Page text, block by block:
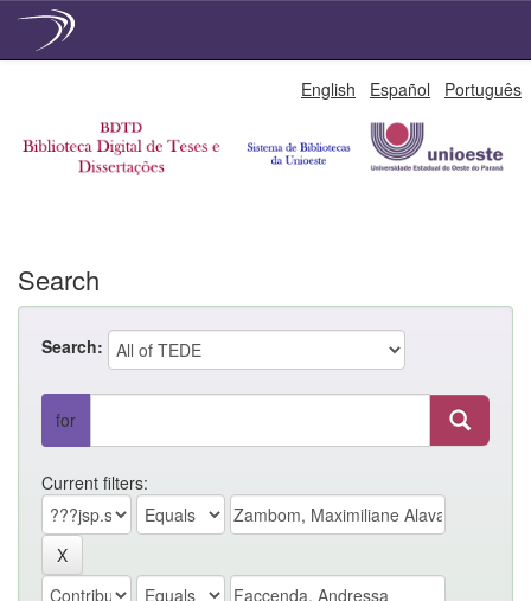
English Español Português
Search
Search:
for
Current filters: